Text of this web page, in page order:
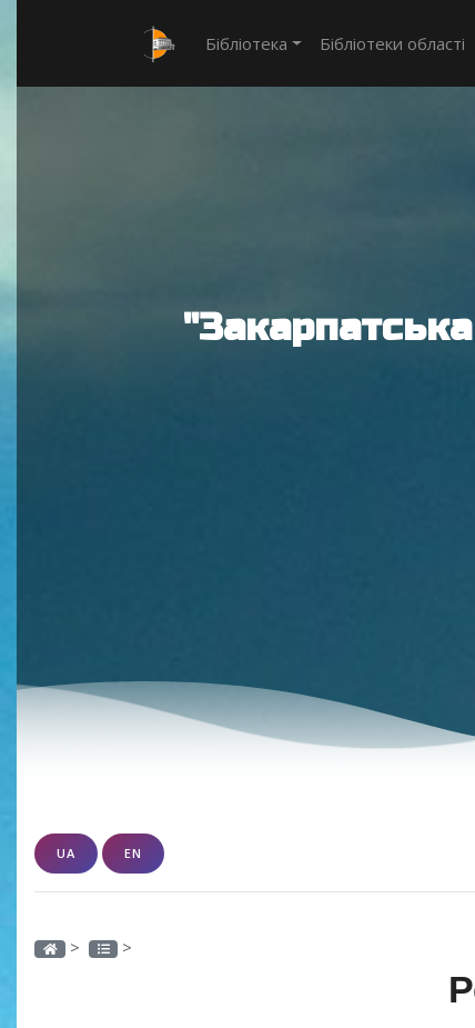
Бібліотека Бібліотеки області
UA EN
> >